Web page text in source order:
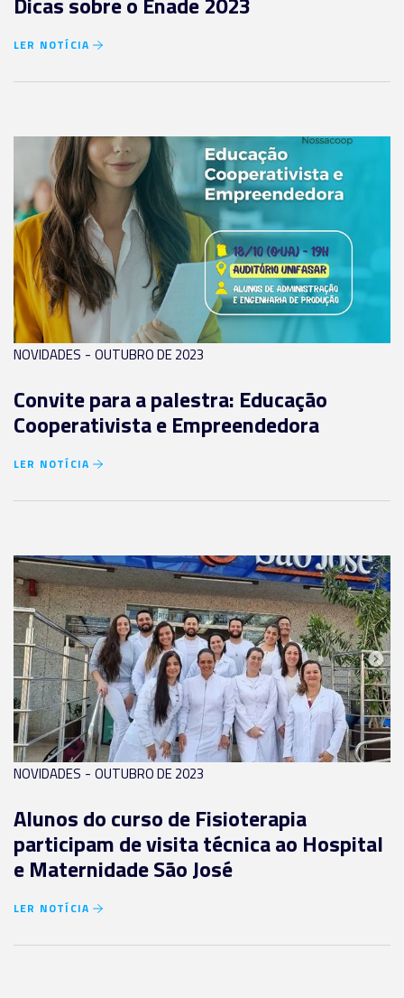
LER NOTÍCIA
NOVIDADES - OUTUBRO DE 2023
Convite para a palestra: Educação
Cooperativista e Empreendedora
LER NOTÍCIA
NOVIDADES - OUTUBRO DE 2023
Alunos do curso de Fisioterapia
participam de visita técnica ao Hospital
e Maternidade São José
LER NOTÍCIA